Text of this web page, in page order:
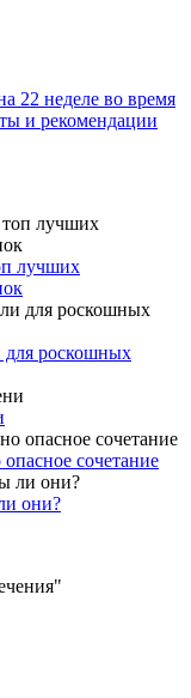
22 неделе во время
и рекомендации
лучших
для роскошных
сочетание
они?